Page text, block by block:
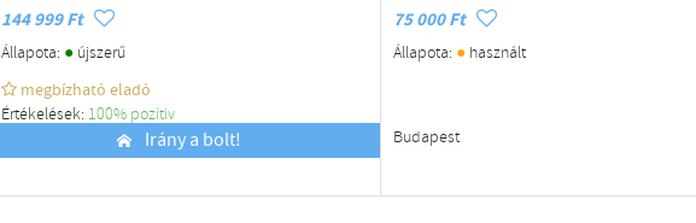
144 999 Ft
Állapota: ●újszerű
megbízható eladó
Értékelések: 100% pozítiv
Irány a bolt!
75 000 Ft
Állapota: ●használt
Budapest